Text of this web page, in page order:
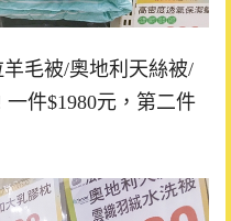
毛被/奧地利天絲被/
件$1980元，第二件